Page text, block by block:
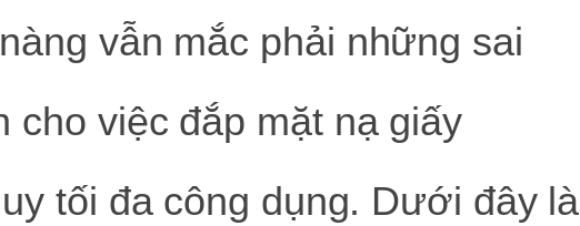
vẫn mắc phải những sai
cho việc đắp mặt nạ giấy
tối đa công dụng. Dưới đây là